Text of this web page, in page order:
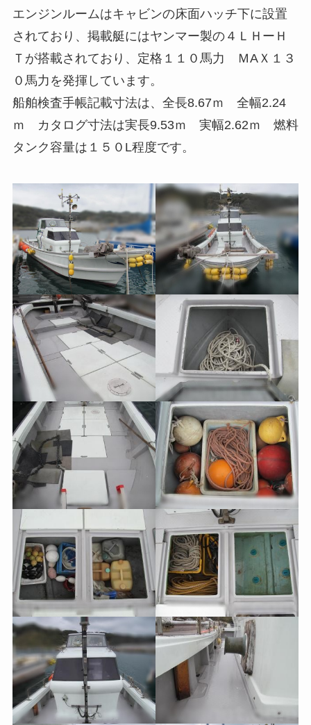
エンジンルームはキャビンの床面ハッチ下に設置
されており、掲載艇にはヤンマー製の４ＬＨーＨ
Ｔが搭載されており、定格１１０馬力 ＭAＸ１３
０馬力を発揮しています。
船舶検査手帳記載寸法は、全長8.67ｍ 全幅2.24
ｍ カタログ寸法は実長9.53ｍ 実幅2.62ｍ 燃料
タンク容量は１５０L程度です。